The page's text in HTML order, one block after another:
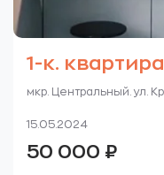
1-к.
мкр. Центральный. ул.
15.05.2024
50 000 ₽